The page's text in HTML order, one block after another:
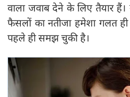
वाला जवाब देने के लिए तैयार
फैसलों का नतीजा हमेशा गलत ही
पहले ही समझ चुकी है।